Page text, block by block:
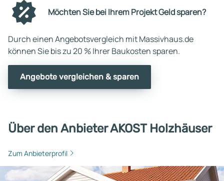
Möchten Sie bei Ihrem Projekt Geld sparen?
Durch einen Angebotsvergleich mit Massivhaus.de
können Sie bis zu 20 % Ihrer Baukosten sparen.
Angebote vergleichen & sparen
Über den Anbieter AKOST Holzhäuser
Zum Anbieterprofil